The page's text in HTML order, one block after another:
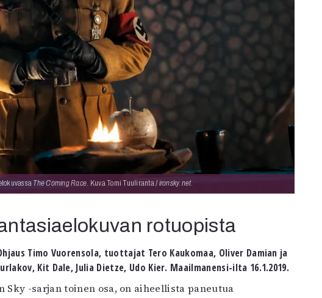
The Coming Race. Kuva Tomi Tuuliranta /ironsky.net.
rotuopista
Timo Vuorensola, tuottajat Tero Kaukomaa, Oliver Damian ja
Kit Dale, Julia Dietze, Udo Kier. Maailmanensi-ilta 16.1.2019.